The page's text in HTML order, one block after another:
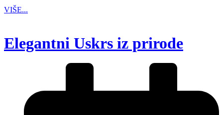
VIŠE...
Elegantni Uskrs iz prirode